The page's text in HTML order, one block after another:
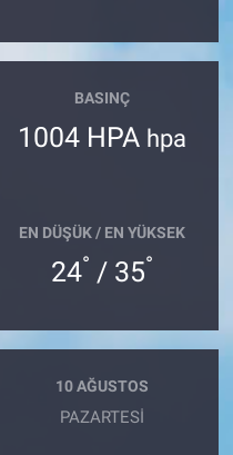
BASINÇ
1004 HPA hpa
EN DÜŞÜK / EN YÜKSEK
24° / 35°
10 AĞUSTOS
PAZARTESI